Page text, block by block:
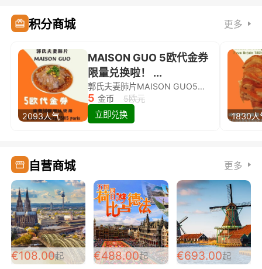
积分商城 更多
2093人气
MAISON GUO 5欧代金券
限量兑换啦！ ...
郭氏夫妻肺片MAISON GUO5欧代金券限量兑换啦！
5 金币
5欧元
立即兑换
1830人
自营商城 更多
€108.00起 €488.00起 €693.00起